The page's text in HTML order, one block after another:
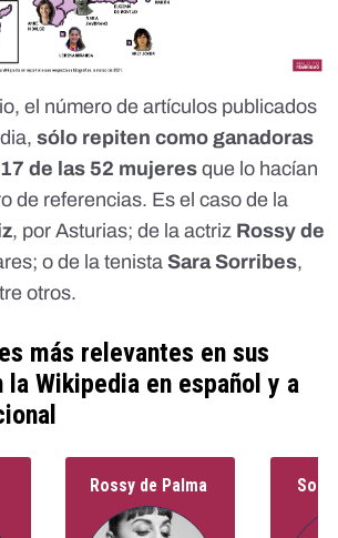
el número de artículos publicados
sólo repiten como ganadoras
de las 52 mujeres que lo hacían
de referencias. Es el caso de la
, por Asturias; de la actriz Rossy de
o de la tenista Sara Sorribes,
otros.